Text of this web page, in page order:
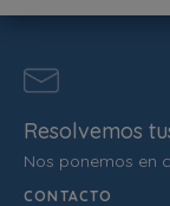
Resolvemos
Nos ponemos en
CONTACTO